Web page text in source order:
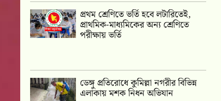
প্রথম শ্রেণিতে ভর্তি হবে লটারিতেই,
প্রাথমিক-মাধ্যমিকের অন্য শ্রেণিতে
পরীক্ষায় ভর্তি
ডেঙ্গু প্রতিরোধে কুমিল্লা নগরীর বিভিন্ন
এলাকায় মশক নিধন অভিযান